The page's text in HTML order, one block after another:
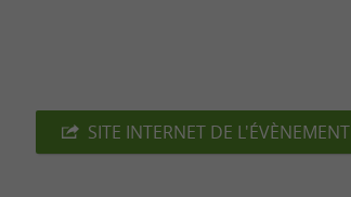
SITE INTERNET DE L'ÉVÈNEMENT